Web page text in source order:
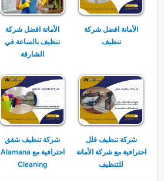
الأمانة افضل شركة
تنظيف
الأمانة افضل شركة
تنظيف بالساعة في
الشارقة
شركة تنظيف فلل
احترافية مع شركة الأمانة
للتنظيف
شركة تنظيف شقق
احترافية مع Alamana
Cleaning